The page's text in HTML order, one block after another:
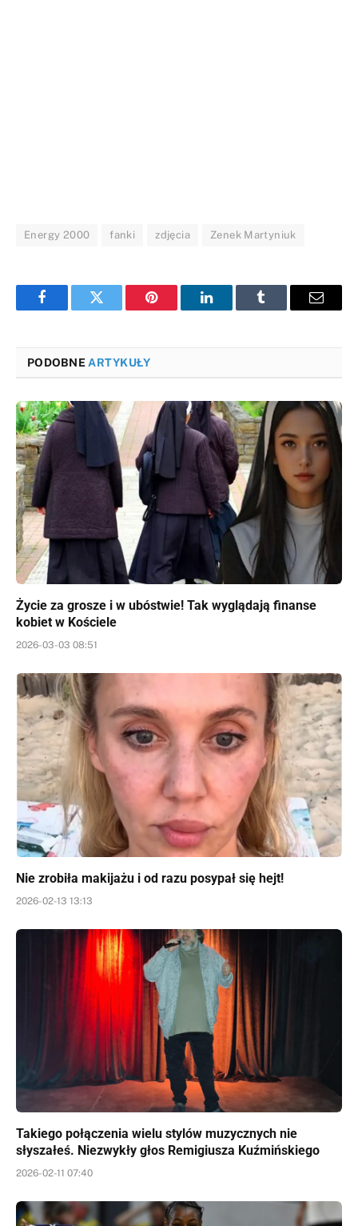
Energy 2000 fanki zdjęcia Zenek Martyniuk
FacebookTwitter Pinterest LinkedInTumblr Email
PODOBNE ARTYKUŁY
Życie za grosze i w ubóstwie! Tak wyglądają finanse
kobiet w Kościele
2026-03-03 08:51
Nie zrobiła makijażu i od razu posypał się hejt!
2026-02-13 13:13
Takiego połączenia wielu stylów muzycznych nie
słyszałeś. Niezwykły głos Remigiusza Kuźmińskiego
2026-02-11 07:40